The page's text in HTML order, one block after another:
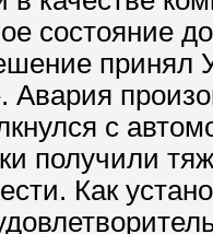
состояние
принял
Авария
с
получили
Как